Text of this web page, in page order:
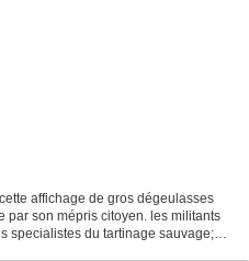
affichage de gros dégeulasses
par son mépris citoyen. les militants
specialistes du tartinage sauvage;